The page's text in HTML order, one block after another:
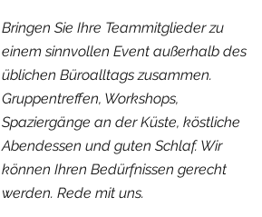
Bringen Sie Ihre Teammitglieder zu
einem sinnvollen Event außerhalb des
üblichen Büroalltags zusammen.
Gruppentreffen, Workshops,
Spaziergänge an der Küste, köstliche
Abendessen und guten Schlaf. Wir
können Ihren Bedürfnissen gerecht
werden. Rede mit uns.